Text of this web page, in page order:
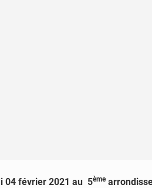
04 février 2021 au 5ème